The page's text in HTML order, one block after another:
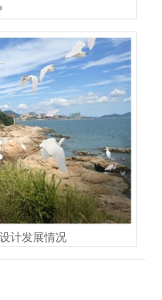
计发展情况